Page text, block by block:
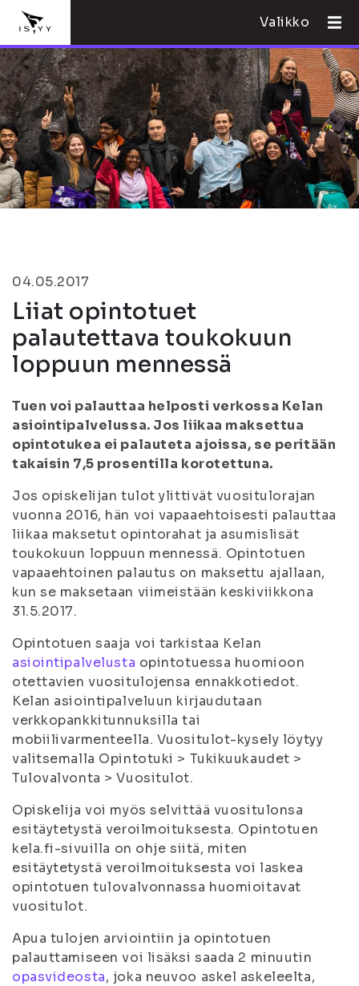
Valikko
04.05.2017
Liiat opintotuet
palautettava toukokuun
loppuun mennessä
Tuen voi palauttaa helposti verkossa Kelan
asiointipalvelussa. Jos liikaa maksettua
opintotukea ei palauteta ajoissa, se peritään
takaisin 7,5 prosentilla korotettuna.
Jos opiskelijan tulot ylittivät vuositulorajan
vuonna 2016, hän voi vapaaehtoisesti palauttaa
liikaa maksetut opintorahat ja asumislisät
toukokuun loppuun mennessä. Opintotuen
vapaaehtoinen palautus on maksettu ajallaan,
kun se maksetaan viimeistään keskiviikkona
31.5.2017.
Opintotuen saaja voi tarkistaa Kelan
asiointipalvelusta opintotuessa huomioon
otettavien vuositulojensa ennakkotiedot.
Kelan asiointipalveluun kirjaudutaan
verkkopankkitunnuksilla tai
mobiilivarmenteella. Vuositulot-kysely löytyy
valitsemalla Opintotuki > Tukikuukaudet >
Tulovalvonta > Vuositulot.
Opiskelija voi myös selvittää vuositulonsa
esitäytetystä veroilmoituksesta. Opintotuen
kela.fi-sivuilla on ohje siitä, miten
esitäytetystä veroilmoituksesta voi laskea
opintotuen tulovalvonnassa huomioitavat
vuositulot.
Apua tulojen arviointiin ja opintotuen
palauttamiseen voi lisäksi saada 2 minuutin
opasvideosta, joka neuvoo askel askeleelta,